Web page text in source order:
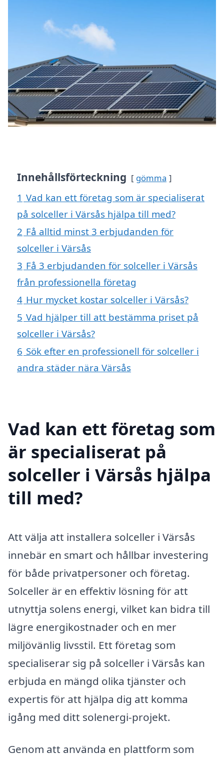
Innehållsförteckning gömma
1 Vad kan ett företag som är specialiserat
på solceller i Värsås hjälpa till med?
2 Få alltid minst 3 erbjudanden för
solceller i Värsås
3 Få 3 erbjudanden för solceller i Värsås
från professionella företag
4 Hur mycket kostar solceller i Värsås?
5 Vad hjälper till att bestämma priset på
solceller i Värsås?
6 Sök efter en professionell för solceller i
andra städer nära Värsås
Vad kan ett företag som
är specialiserat på
solceller i Värsås hjälpa
till med?
Att välja att installera solceller i Värsås
innebär en smart och hållbar investering
för både privatpersoner och företag.
Solceller är en effektiv lösning för att
utnyttja solens energi, vilket kan bidra till
lägre energikostnader och en mer
miljövänlig livsstil. Ett företag som
specialiserar sig på solceller i Värsås kan
erbjuda en mängd olika tjänster och
expertis för att hjälpa dig att komma
igång med ditt solenergi-projekt.
Genom att använda en plattform som